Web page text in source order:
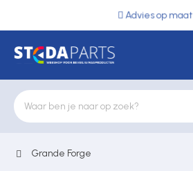
Advies op maat
Deurbeslag
Grande Forge